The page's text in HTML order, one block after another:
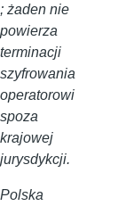
; żaden nie
powierza
terminacji
szyfrowania
operatorowi
spoza
krajowej
jurysdykcji.
Polska